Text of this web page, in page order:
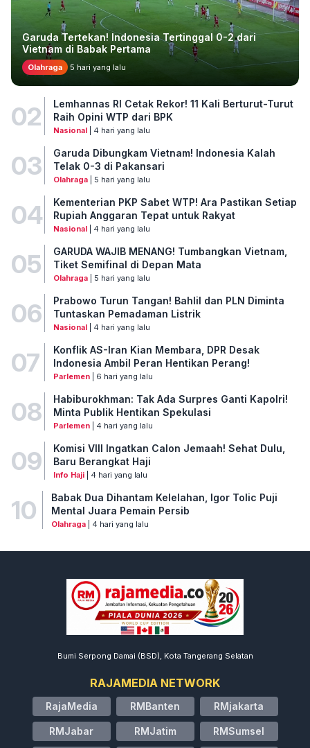
Garuda Tertekan! Indonesia Tertinggal 0-2 dari
Vietnam di Babak Pertama
Olahraga 5 hari yang lalu
02
Lemhannas RI Cetak Rekor! 11 Kali Berturut-Turut
Raih Opini WTP dari BPK
Nasional| 4 hari yang lalu
03
Garuda Dibungkam Vietnam! Indonesia Kalah
Telak 0-3 di Pakansari
Olahraga| 5 hari yang lalu
04
Kementerian PKP Sabet WTP! Ara Pastikan Setiap
Rupiah Anggaran Tepat untuk Rakyat
Nasional| 4 hari yang lalu
05
GARUDA WAJIB MENANG! Tumbangkan Vietnam,
Tiket Semifinal di Depan Mata
Olahraga| 5 hari yang lalu
06
Prabowo Turun Tangan! Bahlil dan PLN Diminta
Tuntaskan Pemadaman Listrik
Nasional| 4 hari yang lalu
07
Konflik AS-Iran Kian Membara, DPR Desak
Indonesia Ambil Peran Hentikan Perang!
Parlemen| 6 hari yang lalu
08
Habiburokhman: Tak Ada Surpres Ganti Kapolri!
Minta Publik Hentikan Spekulasi
Parlemen| 4 hari yang lalu
09
Komisi VIII Ingatkan Calon Jemaah! Sehat Dulu,
Baru Berangkat Haji
Info Haji| 4 hari yang lalu
10
Babak Dua Dihantam Kelelahan, Igor Tolic Puji
Mental Juara Pemain Persib
Olahraga| 4 hari yang lalu
Bumi Serpong Damai (BSD), Kota Tangerang Selatan
RAJAMEDIA NETWORK
RajaMedia RMBanten RMjakarta
RMJabar RMJatim RMSumsel